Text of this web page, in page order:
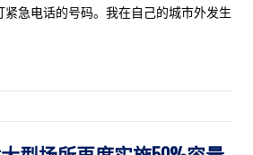
急电话的号码。我在自己的城市外发生